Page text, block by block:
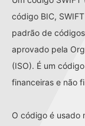
código BIC,
padrão de
aprovado pela
(ISO). É um
financeiras e não
O código é usado